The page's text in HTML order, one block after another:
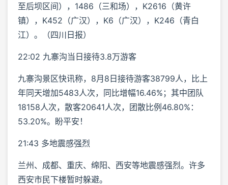
至后坝区间），1486（三和场），K2616（黄许
镇），K452（广汉），K6（广汉），K246（青白
江）。（四川日报）
22:02 九寨沟当日接待3.8万游客
九寨沟景区快讯称，8月8日接待游客38799人，比上
年同天增加5483人次，同比增幅16.46%；其中团队
18158人次，散客20641人次，团散比例46.80%：
53.20%。盼平安！
21:43 多地震感强烈
兰州、成都、重庆、绵阳、西安等地震感强烈。许多
西安市民下楼暂时躲避。